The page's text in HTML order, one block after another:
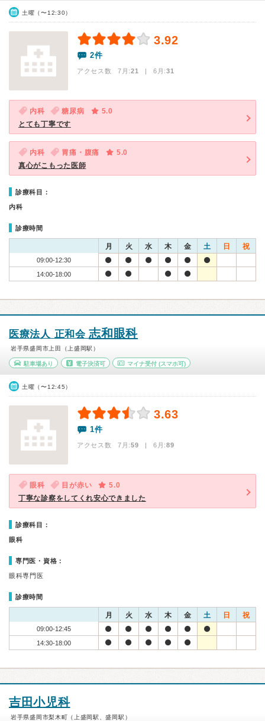
土曜（〜12:30）
3.92
2件
アクセス数 7月:21 | 6月:31
内科 糖尿病
5.0
とても丁寧です
内科 胃痛・腹痛
5.0
真心がこもった医師
診療科目：
内科
診療時間
月 火 水 木 金 土 日 祝
09:00-12:30
14:00-18:00
医療法人 正和会志和眼科
岩手県盛岡市上田（上盛岡駅）
駐車場あり 電子決済可 マイナ受付 (スマホ可)
土曜（〜12:45）
3.63
1件
アクセス数 7月:59 | 6月:89
眼科 目が赤い
5.0
丁寧な診察をしてくれ安心できました
診療科目：
眼科
専門医・資格：
眼科専門医
診療時間
月 火 水 木 金 土 日 祝
09:00-12:45
14:30-18:00
吉田小児科
岩手県盛岡市梨木町（上盛岡駅、盛岡駅）